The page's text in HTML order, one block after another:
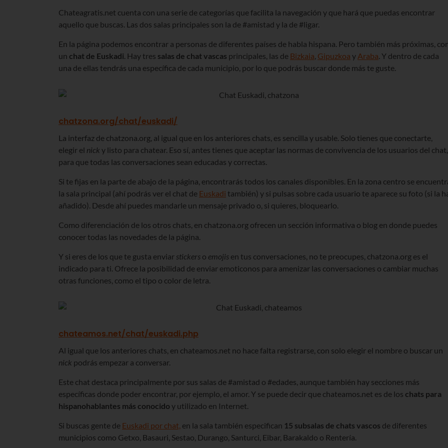
Chateagratis.net cuenta con una serie de categorías que facilita la navegación y que hará que puedas encontrar
aquello que buscas. Las dos salas principales son la de #amistad y la de #ligar.
En la página podemos encontrar a personas de diferentes países de habla hispana. Pero también más próximas,
un chat de Euskadi . Hay tres salas de chat vascas principales, las de Bizkaia Gipuzkoa y Araba . Y dentro de cada
una de ellas tendrás una específica de cada municipio, por lo que podrás buscar donde más te guste.
chatzona.org/chat/euskadi/
La interfaz de chatzona.org, al igual que en los anteriores chats, es sencilla y usable. Solo tienes que conectarte,
elegir el nick y listo para chatear. Eso sí, antes tienes que aceptar las normas de convivencia de los usuarios del chat,
para que todas las conversaciones sean educadas y correctas.
Si te fijas en la parte de abajo de la página, encontrarás todos los canales disponibles. En la zona centro se
la sala principal (ahí podrás ver el chat de Euskadi también) y si pulsas sobre cada usuario te aparece su foto (si la
añadido). Desde ahí puedes mandarle un mensaje privado o, si quieres, bloquearlo.
Como diferenciación de los otros chats, en chatzona.org ofrecen un sección informativa o blog en donde puedes
conocer todas las novedades de la página.
Y si eres de los que te gusta enviar stickers o emojis en tus conversaciones, no te preocupes, chatzona.org es el
indicado para ti. Ofrece la posibilidad de enviar emoticonos para amenizar las conversaciones o cambiar muchas
otras funciones, como el tipo o color de letra.
chateamos.net/chat/euskadi.php
Al igual que los anteriores chats, en chateamos.net no hace falta registrarse, con solo elegir el nombre o buscar un
nick podrás empezar a conversar.
Este chat destaca principalmente por sus salas de #amistad o #edades, aunque también hay secciones más
específicas donde poder encontrar, por ejemplo, el amor. Y se puede decir que chateamos.net es de los chats para
hispanohablantes más conocido y utilizado en Internet.
Si buscas gente de Euskadi por chat, en la sala también especifican 15 subsalas de chats vascos de diferentes
municipios como Getxo, Basauri, Sestao, Durango, Santurci, Eibar, Barakaldo o Rentería.